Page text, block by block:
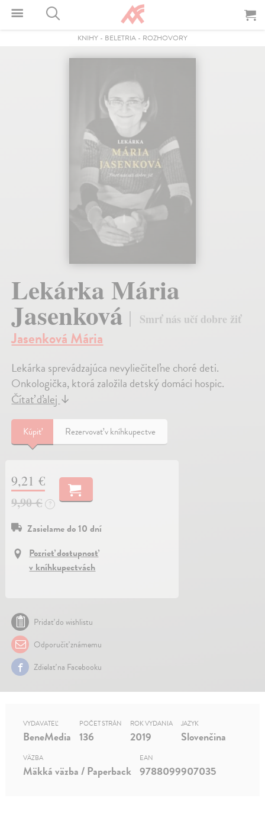
KNIHY - BELETRIA - ROZHOVORY
Lekárka Mária
Jasenková Smrť nás učí dobre žiť
Jasenková Mária
Lekárka sprevádzajúca nevyliečiteľne choré deti.
Onkologička, ktorá založila detský domáci hospic.
Čítať ďalej↓
Kúpiť Rezervovať v kníhkupectve
9,21 €
9,90 €
?
Zasielame do 10 dní
Pozrieť dostupnosť
v kníhkupectvách
Pridať do wishlistu
Odporučiť známemu
Zdielať na Facebooku
VYDAVATEĽ
BeneMedia
POČET STRÁN
136
ROK VYDANIA
2019
JAZYK
Slovenčina
VÄZBA
Mäkká väzba / Paperback
EAN
9788099907035